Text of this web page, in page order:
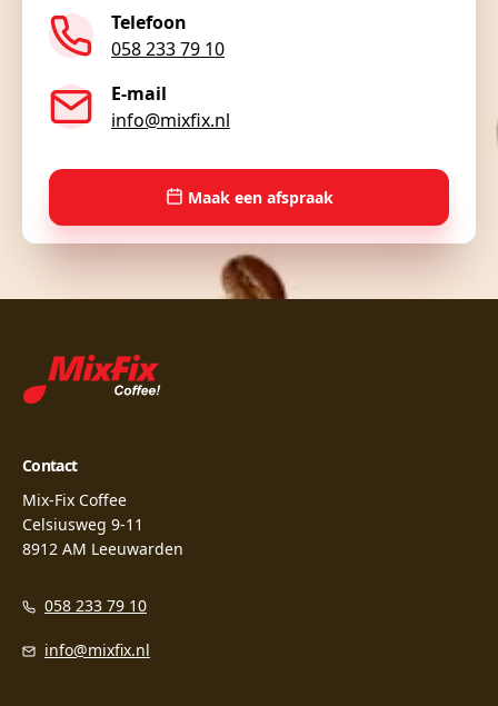
Telefoon
058 233 79 10
E-mail
info@mixfix.nl
Maak een afspraak
Contact
Mix-Fix Coffee
Celsiusweg 9-11
8912 AM Leeuwarden
058 233 79 10
info@mixfix.nl